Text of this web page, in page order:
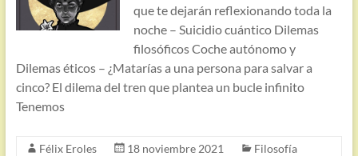
que te dejarán reflexionando toda la
noche – Suicidio cuántico Dilemas
filosóficos Coche autónomo y
Dilemas éticos – ¿Matarías a una persona para salvar a
cinco? El dilema del tren que plantea un bucle infinito
Tenemos
Félix Eroles 18 noviembre 2021
Filosofía